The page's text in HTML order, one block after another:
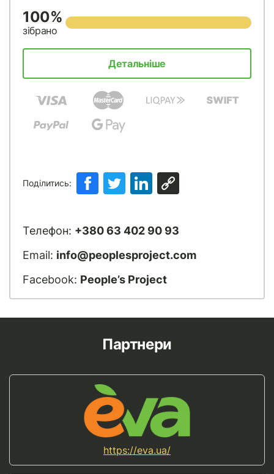
100%
зібрано
Детальніше
Поділитись:
Телефон: +380 63 402 90 93
Email: info@peoplesproject.com
Facebook: People’s Project
Партнери
https://eva.ua/